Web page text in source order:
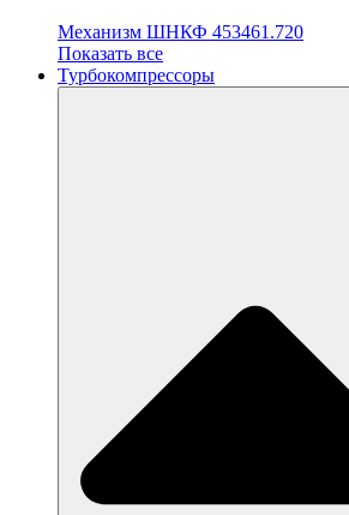
Механизм ШНКФ 453461.720
Показать все
Турбокомпрессоры